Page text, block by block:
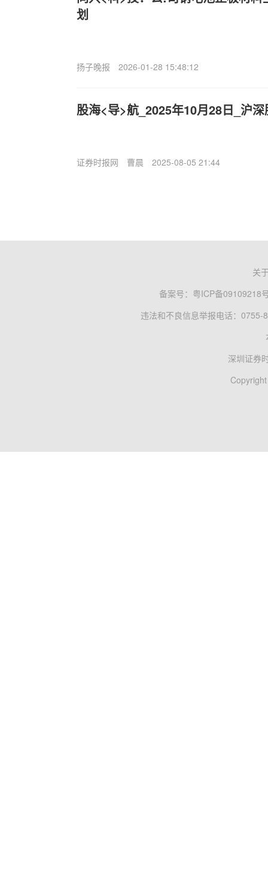
划
扬子晚报 2026-01-28 15:48:12
股海<导>航_2025年10月28日_沪
证券时报网 曹晨 2025-08-05 21:44
关
备案号： 粤ICP备09109218
违法和不良信息举报电话：0755-
深圳证券